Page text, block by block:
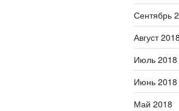
Сентябрь
Август 2018
Июль 2018
Июнь 2018
Май 2018